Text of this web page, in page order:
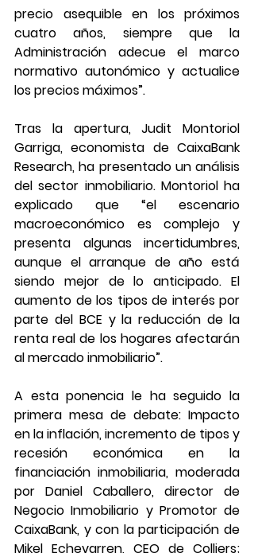
precio asequible en los próximos
cuatro años, siempre que la
Administración adecue el marco
normativo autonómico y actualice
los precios máximos”.
Tras la apertura, Judit Montoriol
Garriga, economista de CaixaBank
Research, ha presentado un análisis
del sector inmobiliario. Montoriol ha
explicado que “el escenario
macroeconómico es complejo y
presenta algunas incertidumbres,
aunque el arranque de año está
siendo mejor de lo anticipado. El
aumento de los tipos de interés por
parte del BCE y la reducción de la
renta real de los hogares afectarán
al mercado inmobiliario”.
A esta ponencia le ha seguido la
primera mesa de debate: Impacto
en la inflación, incremento de tipos y
recesión económica en la
financiación inmobiliaria, moderada
por Daniel Caballero, director de
Negocio Inmobiliario y Promotor de
CaixaBank, y con la participación de
Mikel Echevarren, CEO de Colliers;